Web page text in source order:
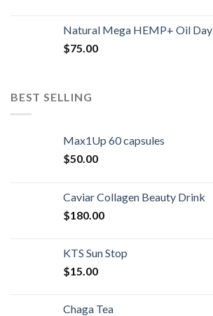
Natural Mega HEMP+ Oil Day
$75.00
BEST SELLING
Max1Up 60 capsules
$50.00
Caviar Collagen Beauty Drink
$180.00
KTS Sun Stop
$15.00
Chaga Tea